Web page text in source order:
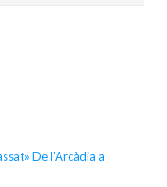
De l’Arcàdia a